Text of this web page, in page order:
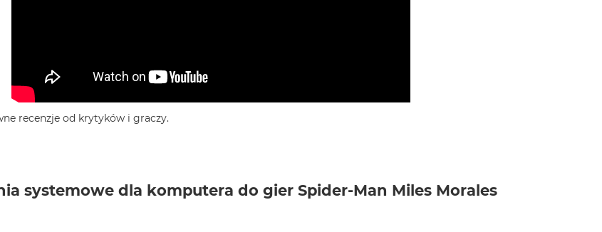
recenzje od krytyków i graczy.
systemowe dla komputera do gier Spider-Man Miles Morales